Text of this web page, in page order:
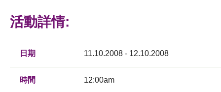
科技分享
活動詳情:
日期 11.10.2008 - 12.10.2008
時間 12:00am